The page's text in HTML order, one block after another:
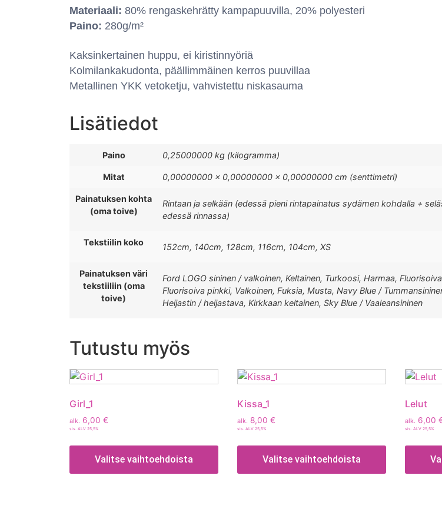
Materiaali: 80% rengaskehrätty kampapuuvilla, 20% polyesteri
Paino: 280g/m²
Kaksinkertainen huppu, ei kiristinnyöriä
Kolmilankakudonta, päällimmäinen kerros puuvillaa
Metallinen YKK vetoketju, vahvistettu niskasauma
Lisätiedot
Paino 0,25000000 kg (kilogramma)
Mitat 0,00000000 × 0,00000000 × 0,00000000 cm (senttimetri)
Painatuksen kohta
(oma toive)
Rintaan ja selkään (edessä pieni rintapainatus sydämen kohdalla +
edessä rinnassa)
Tekstiilin koko 152cm, 140cm, 128cm, 116cm, 104cm, XS
Painatuksen väri
tekstiiliin (oma
toive)
Ford LOGO sininen / valkoinen, Keltainen, Turkoosi, Harmaa,
Fluorisoiva pinkki, Valkoinen, Fuksia, Musta, Navy Blue /
Heijastin / heijastava, Kirkkaan keltainen, Sky Blue / Vaaleansininen
Tutustu myös
Girl_1
alk. 6,00 €
sis. ALV 25,5%
Valitse vaihtoehdoista
Kissa_1
alk. 8,00 €
sis. ALV 25,5%
Valitse vaihtoehdoista
Lelut
alk. 6,00
sis. ALV 25,5%